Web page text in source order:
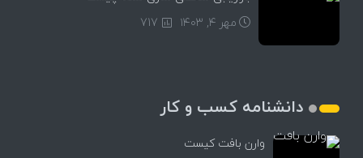
مهر ۴, ۱۴۰۳
717
دانشنامه کسب و کار
وارن بافت کیست